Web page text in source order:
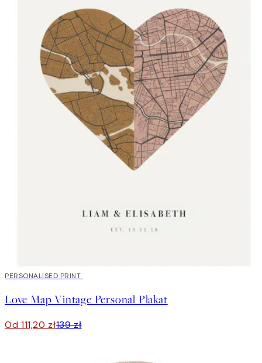
20%*
PERSONALISED PRINT
Love Map Vintage Personal Plakat
Od 111,20 zł139 zł